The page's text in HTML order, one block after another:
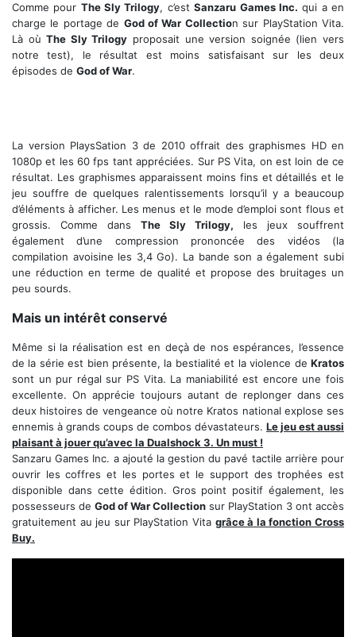
Comme pour The Sly Trilogy, c’estSanzaru Games Inc. qui a en
charge le portage de God of War Collection sur PlayStation Vita.
Là oùThe Sly Trilogy proposait une version soignée (lien vers
notre test), le résultat est moins satisfaisant sur les deux
épisodes de God of War.
La version PlaysSation 3 de 2010 offrait des graphismes HD en
1080p et les 60 fps tant appréciées. Sur PS Vita, on est loin de ce
résultat. Les graphismes apparaissent moins fins et détaillés et le
jeu souffre de quelques ralentissements lorsqu’il y a beaucoup
d’éléments à afficher. Les menus et le mode d’emploi sont flous et
grossis. Comme dans The Sly Trilogy, les jeux souffrent
également d’une compression prononcée des vidéos (la
compilation avoisine les 3,4 Go). La bande son a également subi
une réduction en terme de qualité et propose des bruitages un
peu sourds.
Mais un intérêt conservé
Même si la réalisation est en deçà de nos espérances, l’essence
de la série est bien présente, la bestialité et la violence de Kratos
sont un pur régal sur PS Vita. La maniabilité est encore une fois
excellente. On apprécie toujours autant de replonger dans ces
deux histoires de vengeance où notre Kratos national explose ses
ennemis à grands coups de combos dévastateurs. Le jeu est aussi
plaisant à jouer qu’avec la Dualshock 3. Un must !
Sanzaru Games Inc. a ajouté la gestion du pavé tactile arrière pour
ouvrir les coffres et les portes et le support des trophées est
disponible dans cette édition. Gros point positif également, les
possesseurs de God of War Collection sur PlayStation 3 ont accès
gratuitement au jeu sur PlayStation Vita grâce à la fonction Cross
Buy.